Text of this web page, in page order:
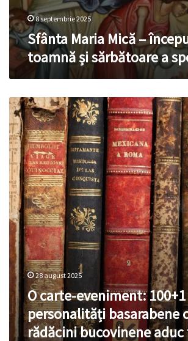
8 septembrie 2025
Sfânta Maria Mică –
toamnă și sărbătoare a
O
carte-
eveniment:
100+1
personalități
basarabene
cu
rădăcini
bucovinene
aduc
trecutul
mai
aproape
de
prezent
28 august 2025
O carte-eveniment: 100+1
personalități basarabene
rădăcini bucovinene